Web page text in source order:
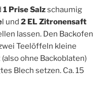
1 Prise Salzschaumig
l und 2 EL Zitronensaft
lassen. Den Backofen
Teelöffeln kleine
ohne Backoblaten)
Blech setzen. Ca. 15